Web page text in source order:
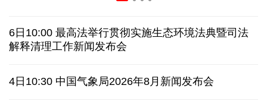
南京大屠杀历史不容篡改 日本打“核爆”牌洗不掉血债
深山里的全球冠军：海外“Z世代”在黔读懂中国机遇
6日10:00 最高法举行贯彻实施生态环境法典暨司法
解释清理工作新闻发布会
4日10:30 中国气象局2026年8月新闻发布会